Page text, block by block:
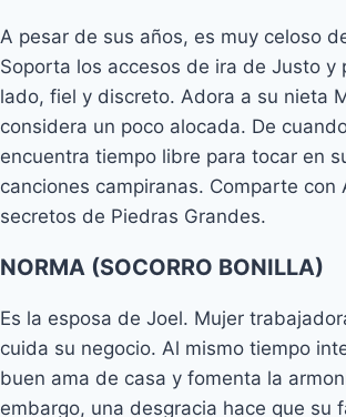
A pesar de sus años, es muy celoso
Soporta los accesos de ira de Justo y
lado, fiel y discreto. Adora a su nieta
considera un poco alocada. De
encuentra tiempo libre para tocar en
canciones campiranas. Comparte con
secretos de Piedras Grandes.
NORMA (SOCORRO BONILLA)
Es la esposa de Joel. Mujer
cuida su negocio. Al mismo tiempo
buen ama de casa y fomenta la
embargo, una desgracia hace que su